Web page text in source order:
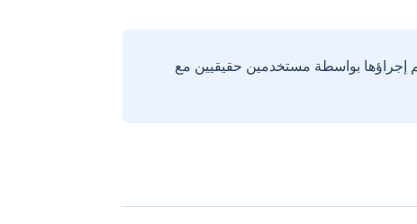
إجراؤها بواسطة مستخدمين حقيقيين مع